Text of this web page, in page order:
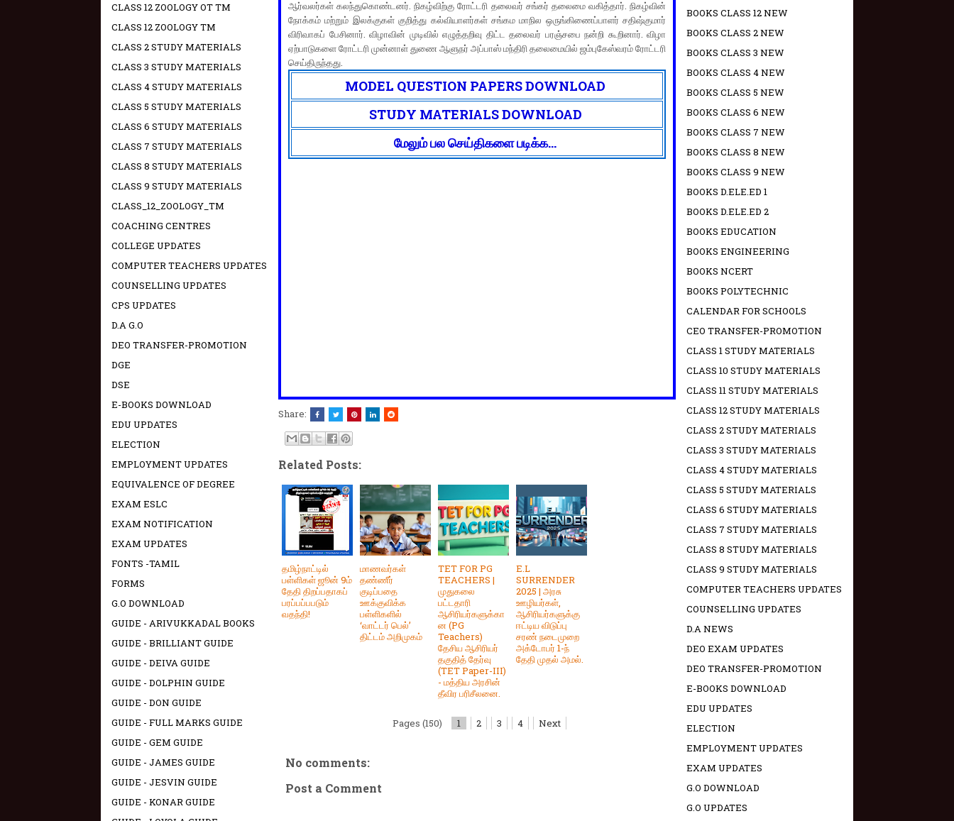
ஆர்வலர்கள் கலந்துகொண்டனர். நிகழ்விற்கு ரோட்டரி தலைவர் சங்கர் தலைமை வகித்தார். நிகழ்வின்
நோக்கம் மற்றும் இலக்குகள் குறித்து கல்வியாளர்கள் சங்கம மாநில ஒருங்கிணைப்பாளர் சதிஷ்குமார்
விரிவாகப் பேசினார். விழாவின் முடிவில் எழுத்தறிவு திட்ட தலைவர் பரஞ்சபை நன்றி கூறினார். விழா
ஏற்பாடுகளை ரோட்டரி முன்னாள் துணை ஆளுநர் அப்பாஸ் மந்திரி தலைமையில் ஜம்புகேஸ்வரம் ரோட்டரி
செய்திருந்தது.
MODEL QUESTION PAPERS DOWNLOAD
STUDY MATERIALS DOWNLOAD
மேலும் பல செய்திகளை படிக்க...
Share:
Related Posts:
தமிழ்நாட்டில்
பள்ளிகள் ஜூன் 9ம்
தேதி திறப்பதாகப்
பரப்பப்பபடும்
வதந்தி!
மாணவர்கள்
தண்ணீர்
குடிப்பதை
ஊக்குவிக்க
பள்ளிகளில்
‘வாட்டர் பெல்’
திட்டம் அறிமுகம்
TET FOR PG
TEACHERS |
முதுகலை
பட்டதாரி
ஆசிரியர்களுக்கா
ன (PG
Teachers)
தேசிய ஆசிரியர்
தகுதித் தேர்வு
(TET Paper-III)
- மத்திய அரசின்
தீவிர பரிசீலனை.
E.L
SURRENDER
2025 | அரசு
ஊழியர்கள்,
ஆசிரியர்களுக்கு
ஈட்டிய விடுப்பு
சரண் நடைமுறை
அக்டோபர் 1-ந்
தேதி முதல் அமல்.
Pages (150) 1 2 3 4 Next
No comments:
Post a Comment
CLASS 12 ZOOLOGY OT TM
CLASS 12 ZOOLOGY TM
CLASS 2 STUDY MATERIALS
CLASS 3 STUDY MATERIALS
CLASS 4 STUDY MATERIALS
CLASS 5 STUDY MATERIALS
CLASS 6 STUDY MATERIALS
CLASS 7 STUDY MATERIALS
CLASS 8 STUDY MATERIALS
CLASS 9 STUDY MATERIALS
CLASS_12_ZOOLOGY_TM
COACHING CENTRES
COLLEGE UPDATES
COMPUTER TEACHERS UPDATES
COUNSELLING UPDATES
CPS UPDATES
D.A G.O
DEO TRANSFER-PROMOTION
DGE
DSE
E-BOOKS DOWNLOAD
EDU UPDATES
ELECTION
EMPLOYMENT UPDATES
EQUIVALENCE OF DEGREE
EXAM ESLC
EXAM NOTIFICATION
EXAM UPDATES
FONTS -TAMIL
FORMS
G.O DOWNLOAD
GUIDE - ARIVUKKADAL BOOKS
GUIDE - BRILLIANT GUIDE
GUIDE - DEIVA GUIDE
GUIDE - DOLPHIN GUIDE
GUIDE - DON GUIDE
GUIDE - FULL MARKS GUIDE
GUIDE - GEM GUIDE
GUIDE - JAMES GUIDE
GUIDE - JESVIN GUIDE
GUIDE - KONAR GUIDE
BOOKS CLASS 12 NEW
BOOKS CLASS 2 NEW
BOOKS CLASS 3 NEW
BOOKS CLASS 4 NEW
BOOKS CLASS 5 NEW
BOOKS CLASS 6 NEW
BOOKS CLASS 7 NEW
BOOKS CLASS 8 NEW
BOOKS CLASS 9 NEW
BOOKS D.ELE.ED 1
BOOKS D.ELE.ED 2
BOOKS EDUCATION
BOOKS ENGINEERING
BOOKS NCERT
BOOKS POLYTECHNIC
CALENDAR FOR SCHOOLS
CEO TRANSFER-PROMOTION
CLASS 1 STUDY MATERIALS
CLASS 10 STUDY MATERIALS
CLASS 11 STUDY MATERIALS
CLASS 12 STUDY MATERIALS
CLASS 2 STUDY MATERIALS
CLASS 3 STUDY MATERIALS
CLASS 4 STUDY MATERIALS
CLASS 5 STUDY MATERIALS
CLASS 6 STUDY MATERIALS
CLASS 7 STUDY MATERIALS
CLASS 8 STUDY MATERIALS
CLASS 9 STUDY MATERIALS
COMPUTER TEACHERS UPDATES
COUNSELLING UPDATES
D.A NEWS
DEO EXAM UPDATES
DEO TRANSFER-PROMOTION
E-BOOKS DOWNLOAD
EDU UPDATES
ELECTION
EMPLOYMENT UPDATES
EXAM UPDATES
G.O DOWNLOAD
G.O UPDATES